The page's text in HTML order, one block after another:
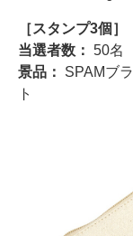
［スタンプ3個］
当選者数： 50名
景品： SPAMブ
ト